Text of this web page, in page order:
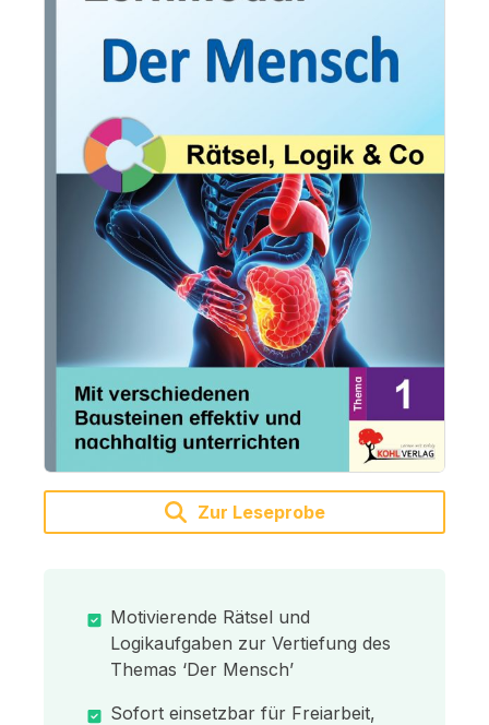
Zur Leseprobe
Motivierende Rätsel und
Logikaufgaben zur Vertiefung des
Themas ‘Der Mensch’
Sofort einsetzbar für Freiarbeit,